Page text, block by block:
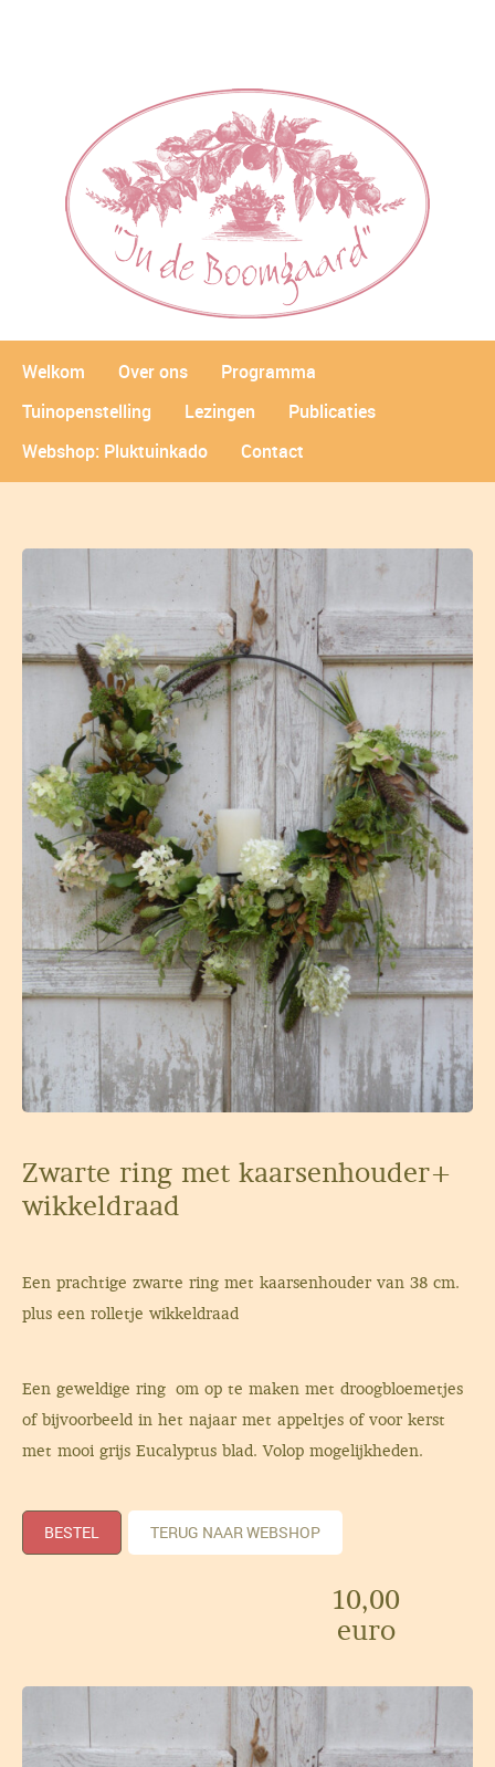
Welkom Over ons
Programma
Tuinopenstelling
Lezingen
Publicaties
Webshop: Pluktuinkado
Contact
Zwarte ring met kaarsenhouder+
wikkeldraad
Een prachtige zwarte ring met kaarsenhouder van 38 cm.
plus een rolletje wikkeldraad
Een geweldige ring om op te maken met droogbloemetjes
of bijvoorbeeld in het najaar met appeltjes of voor kerst
met mooi grijs Eucalyptus blad. Volop mogelijkheden.
BESTEL TERUG NAAR WEBSHOP
10,00
euro